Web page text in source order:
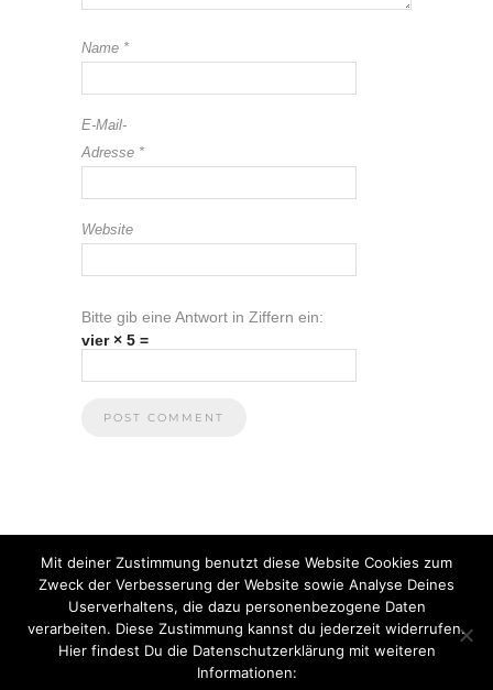
Name *
E-Mail-
Adresse *
Website
Bitte gib eine Antwort in Ziffern ein:
vier × 5 =
Mit deiner Zustimmung benutzt diese Website Cookies zum
Zweck der Verbesserung der Website sowie Analyse Deines
Userverhaltens, die dazu personenbezogene Daten
verarbeiten. Diese Zustimmung kannst du jederzeit widerrufen.
Hier findest Du die Datenschutzerklärung mit weiteren
Informationen: